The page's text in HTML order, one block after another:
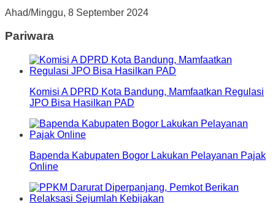
Ahad/Minggu, 8 September 2024
Pariwara
Komisi A DPRD Kota Bandung, Mamfaatkan Regulasi
JPO Bisa Hasilkan PAD
Bapenda Kabupaten Bogor Lakukan Pelayanan Pajak
Online